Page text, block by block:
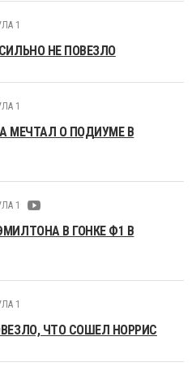
1
НЕ ПОВЕЗЛО
1
МЕЧТАЛ О ПОДИУМЕ В
1
В ГОНКЕ Ф1 В
1
ЧТО СОШЕЛ НОРРИС